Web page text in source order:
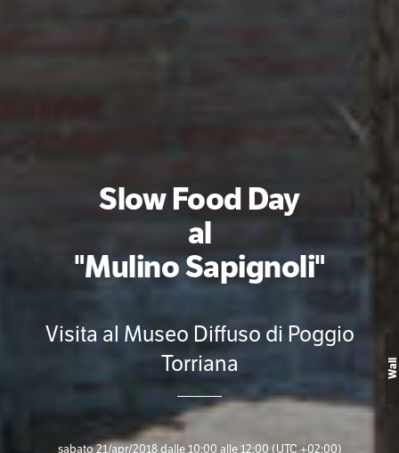
Slow Food Day
al
"Mulino Sapignoli"
Visita al Museo Diffuso di Poggio
Torriana
sabato 21/apr/2018 dalle 10:00 alle 12:00 (UTC +02:00)
Wall